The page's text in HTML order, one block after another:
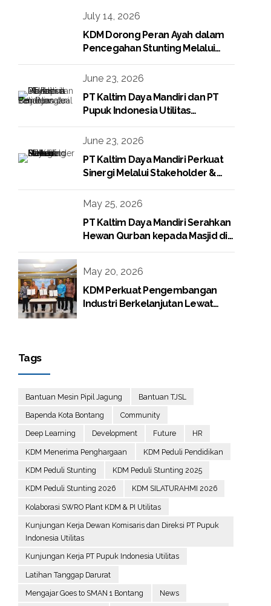
July 14, 2026
KDM Dorong Peran Ayah dalam
Pencegahan Stunting Melalui
2026
June 23, 2026
PT Kaltim Daya Mandiri dan PT
Pupuk Indonesia Utilitas
Tandatangani Perjanjian Jual Beli
Raw Condensate
June 23, 2026
PT Kaltim Daya Mandiri Perkuat
Sinergi Melalui Stakeholder &
May 25, 2026
PT Kaltim Daya Mandiri Serahkan
Hewan Qurban kepada Masjid di
Lingkungan Perusahaan
May 20, 2026
KDM Perkuat Pengembangan
Industri Berkelanjutan Lewat
Tags
Bantuan Mesin Pipil Jagung Bantuan TJSL
Bapenda Kota Bontang Community
Deep Learning Development Future HR
KDM Menerima Penghargaan KDM Peduli Pendidikan
KDM Peduli Stunting KDM Peduli Stunting 2025
KDM Peduli Stunting 2026 KDM SILATURAHMI 2026
Kolaborasi SWRO Plant KDM & PI Utilitas
Kunjungan Kerja Dewan Komisaris dan Direksi PT Pupuk
Indonesia Utilitas
Kunjungan Kerja PT Pupuk Indonesia Utilitas
Latihan Tanggap Darurat
Mengajar Goes to SMAN 1 Bontang News